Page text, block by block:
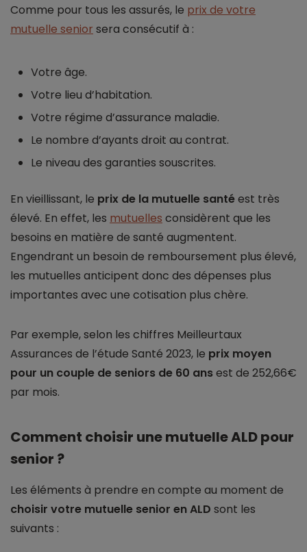
Comme pour tous les assurés, le prix de votre
mutuelle senior sera consécutif à :
Votre âge.
Votre lieu d’habitation.
Votre régime d’assurance maladie.
Le nombre d’ayants droit au contrat.
Le niveau des garanties souscrites.
En vieillissant, le prix de la mutuelle santéest très
élevé. En effet, les mutuelles considèrent que les
besoins en matière de santé augmentent.
Engendrant un besoin de remboursement plus élevé,
les mutuelles anticipent donc des dépenses plus
importantes avec une cotisation plus chère.
Par exemple, selon les chiffres Meilleurtaux
Assurances de l’étude Santé 2023, le prix moyen
pour un couple de seniors de 60 ansest de 252,66€
par mois.
Comment choisir une mutuelle ALD pour
senior ?
Les éléments à prendre en compte au moment de
choisir votre mutuelle senior en ALD sont les
suivants :